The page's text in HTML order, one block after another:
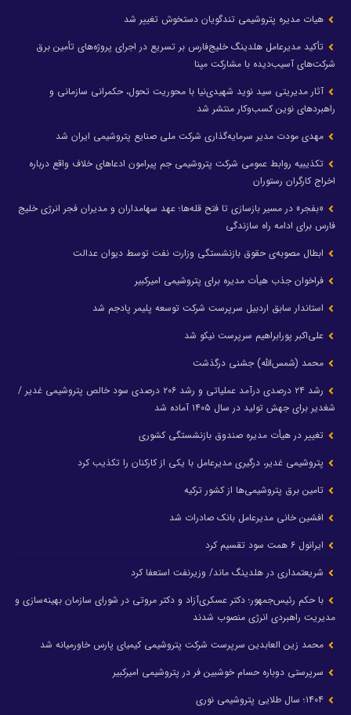
هیات مدیره پتروشیمی تندگویان دستخوش تغییر شد
تأکید مدیرعامل هلدینگ خلیج‌فارس بر تسریع در اجرای پروژه‌های تأمین برق
شرکت‌های آسیب‌دیده با مشارکت مپنا
آثار مدیریتی سید نوید شهیدی‌نیا با محوریت تحول، حکمرانی سازمانی و
راهبردهای نوین کسب‌وکار منتشر شد
مهدی مودت مدیر سرمایه‌گذاری شرکت ملی صنایع پتروشیمی ایران شد
تکذیبیه روابط عمومی شرکت پتروشیمی جم پیرامون ادعاهای خلاف واقع درباره
اخراج کارگران رستوران
«بفجر» در مسیر بازسازی تا فتح قله‌ها؛ عهد سهامداران و مدیران فجر انرژی خلیج
فارس برای ادامه راه سازندگی
ابطال مصوبه‌ی حقوق بازنشستگی وزارت نفت توسط دیوان عدالت
فراخوان جذب هیأت مدیره برای پتروشیمی امیرکبیر
استاندار سابق اردبیل سرپرست شرکت توسعه پلیمر پادجم شد
علی‌اکبر پورابراهیم سرپرست نیکو شد
محمد (شمس‌الله) جشنی درگذشت
رشد ۲۴ درصدی درآمد عملیاتی و رشد ۲۰۶ درصدی سود خالص پتروشیمی غدیر /
شغدیر برای جهش تولید در سال ۱۴۰۵ آماده شد
تغییر در هیأت مدیره صندوق بازنشستگی کشوری
پتروشیمی غدیر، درگیری مدیرعامل با یکی از کارکنان را تکذیب کرد
تامین برق پتروشیمی‌ها از کشور ترکیه
افشین خانی مدیرعامل بانک صادرات شد
ایرانول ۶ همت سود تقسیم کرد
شریعتمداری در هلدینگ ماند/ وزیرنفت استعفا کرد
با حکم رئیس‌جمهور؛ دکتر عسکری‌آزاد و دکتر مروتی در شورای سازمان بهینه‌سازی و
مدیریت راهبردی انرژی منصوب شدند
محمد زین العابدین سرپرست شرکت پتروشیمی کیمیای پارس خاورمیانه شد
سرپرستی دوباره حسام خوشبین فر در پتروشیمی امیرکبیر